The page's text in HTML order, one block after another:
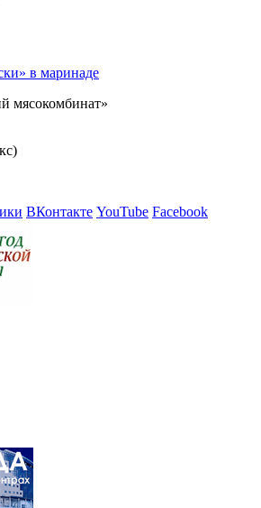
в маринаде
мясокомбинат»
ВКонтакте YouTube Facebook